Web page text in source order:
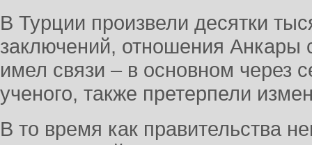
В Турции произвели десятки
заключений, отношения Анкары
имел связи – в основном через
ученого, также претерпели
В то время как правительства